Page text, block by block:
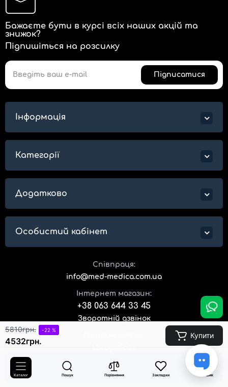
Каталог Пошук Порівняння Закладки Кошик
5810грн. -22 %
4532грн.
Купити
Бажаєте бути в курсі всіх наших акцій та
знижок?
Підпишіться на розсилку
Підписатися
Інформація
Категорії
Додатково
Особистий кабінет
Співпраця:
info@med-medica.com.ua
Інтернет магазин:
+38 063 644 33 45
Зворотній дзвінок
Адреса магазину:
м.Київ, вул. Кирилівська, 160/20